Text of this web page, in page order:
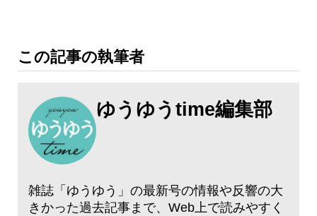
この記事の執筆者
ゆうゆうtime編集部
雑誌「ゆうゆう」の最新号の情報や反響の大
きかった過去記事まで、Web上で読みやすく